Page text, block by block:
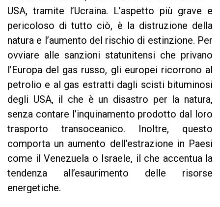
USA, tramite l’Ucraina. L’aspetto più grave e
pericoloso di tutto ciò, è la distruzione della
natura e l’aumento del rischio di estinzione. Per
ovviare alle sanzioni statunitensi che privano
l’Europa del gas russo, gli europei ricorrono al
petrolio e al gas estratti dagli scisti bituminosi
degli USA, il che è un disastro per la natura,
senza contare l’inquinamento prodotto dal loro
trasporto transoceanico. Inoltre, questo
comporta un aumento dell’estrazione in Paesi
come il Venezuela o Israele, il che accentua la
tendenza all’esaurimento delle risorse
energetiche.